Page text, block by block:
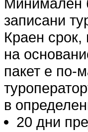
записани
Краен срок,
на
пакет е по-
в
20 дни